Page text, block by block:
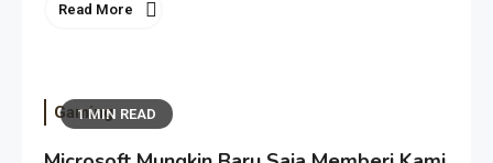
Read More
1 MIN READ
Gaming